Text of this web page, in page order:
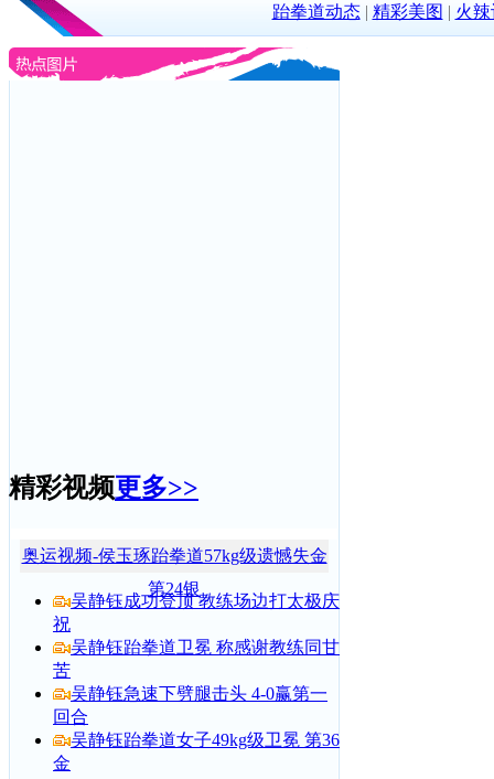
跆拳道动态| 精彩美图 | 火
精彩视频更多>>
奥运视频-侯玉琢跆拳道57kg级遗憾失金
第24银
吴静钰成功登顶 教练场边打太极庆
祝
吴静钰跆拳道卫冕 称感谢教练同甘
苦
吴静钰急速下劈腿击头 4-0赢第一
回合
吴静钰跆拳道女子49kg级卫冕 第36
金